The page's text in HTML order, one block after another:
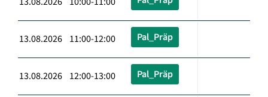
13.08.2026 11:00-12:00 Pal_Präp
13.08.2026 12:00-13:00 Pal_Präp